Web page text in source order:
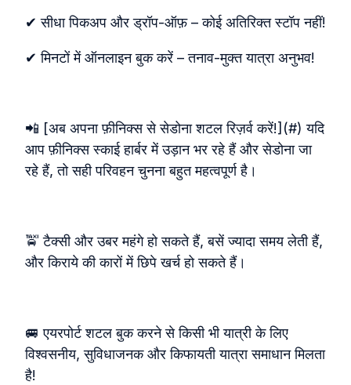
✔ सीधा पिकअप और ड्रॉप‑ऑफ़ – कोई अतिरिक्त स्टॉप नहीं!
✔ मिनटों में ऑनलाइन बुक करें – तनाव‑मुक्त यात्रा अनुभव!
📲 [अब अपना फ़ीनिक्स से सेडोना शटल रिज़र्व करें!](#) यदि
आप फ़ीनिक्स स्काई हार्बर में उड़ान भर रहे हैं और सेडोना जा
रहे हैं, तो सही परिवहन चुनना बहुत महत्वपूर्ण है।
🚖 टैक्सी और उबर महंगे हो सकते हैं, बसें ज्यादा समय लेती हैं,
और किराये की कारों में छिपे खर्च हो सकते हैं।
🚐 एयरपोर्ट शटल बुक करने से किसी भी यात्री के लिए
विश्वसनीय, सुविधाजनक और किफायती यात्रा समाधान मिलता
है!